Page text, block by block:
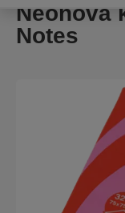
Neonová
Notes